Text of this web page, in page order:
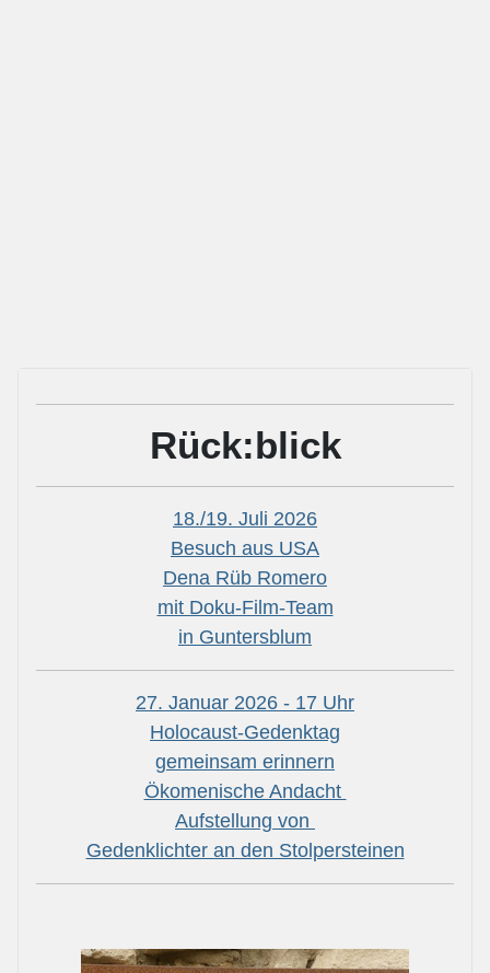
Rück:blick
18./19. Juli 2026
Besuch aus USA
Dena Rüb Romero
mit Doku-Film-Team
in Guntersblum
27. Januar 2026 - 17 Uhr
Holocaust-Gedenktag
gemeinsam erinnern
Ökomenische Andacht
Aufstellung von
Gedenklichter an den Stolpersteinen